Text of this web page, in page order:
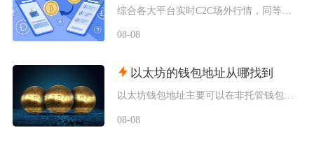
08-08
以太坊的钱包地址从哪找到
以太坊钱包地址主要可以在非托管钱包客户端、硬件钱包配套软件、交易所资产充值页面找到，地址统
08-08